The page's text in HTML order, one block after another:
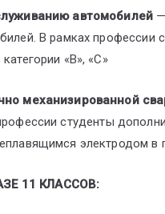
автомобилей
В рамках
«В», «С»
механизированной
студенты
электродом в
11 КЛАССОВ: